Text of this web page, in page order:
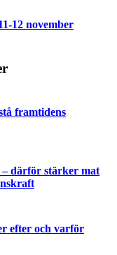
12 november
framtidens
– därför stärker mat
efter och varför